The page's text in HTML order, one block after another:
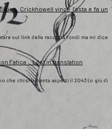
Crickhowell vince l’asta e fa un
sul link della raccolta fondi ma mi dice
Fatica… Lost in translation
che chi si lamenta aspetti il 2043 (o giù di